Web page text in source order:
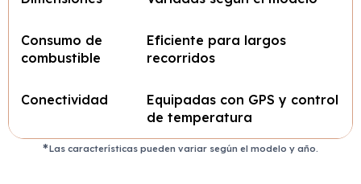
Consumo de
combustible
Eficiente para largos
recorridos
Conectividad
Equipadas con GPS y control
de temperatura
Las características pueden variar según el modelo y año.